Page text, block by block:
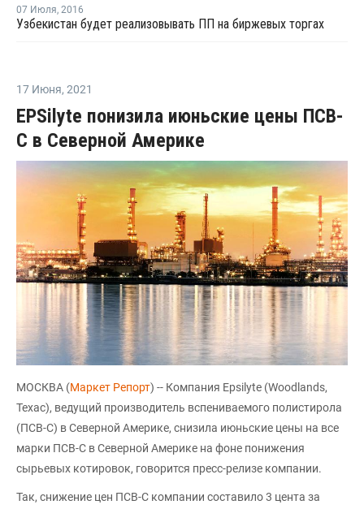
07 Июля, 2016
Узбекистан будет реализовывать ПП на биржевых торгах
17 Июня, 2021
EPSilyte понизила июньские цены ПСВ-
С в Северной Америке
МОСКВА (Маркет Репорт) -- Компания Epsilyte (Woodlands,
Техас), ведущий производитель вспениваемого полистирола
(ПСВ-С) в Северной Америке, снизила июньские цены на все
марки ПСВ-С в Северной Америке на фоне понижения
сырьевых котировок, говорится пресс-релизе компании.
Так, снижение цен ПСВ-С компании составило 3 цента за